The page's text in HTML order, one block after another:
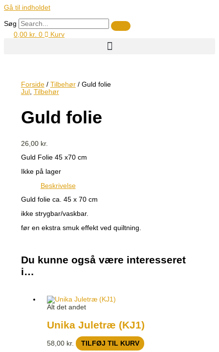
Gå til indholdet
Søg
0,00 kr. 0 Kurv
Forside/ Tilbehør/ Guld folie
Jul
Tilbehør
Guld folie
26,00 kr.
Guld Folie 45 x70 cm
Ikke på lager
Beskrivelse
Guld folie ca. 45 x 70 cm
ikke strygbar/vaskbar.
før en ekstra smuk effekt ved quiltning.
Du kunne også være interesseret
i…
Alt det andet
Unika Juletræ (KJ1)
58,00 kr. TILFØJ TIL KURV